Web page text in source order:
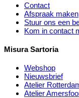
Contact
Afspraak maken
Stuur ons een
Kom in contact
Misura Sartoria
Webshop
Nieuwsbrief
Atelier
Atelier